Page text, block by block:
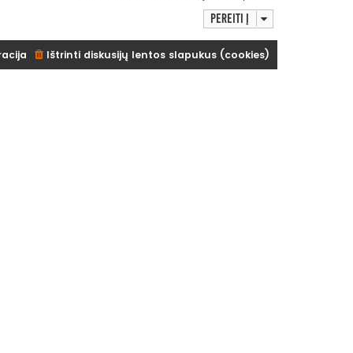
Pereiti į
Ištrinti diskusijų lentos slapukus (cookies)